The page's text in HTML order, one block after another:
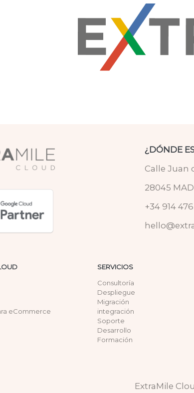
¿DÓNDE
Calle Juan
28045
+34 914 476
eCommerce
SERVICIOS
Consultoría
Despliegue
Migración
integración
Soporte
Desarrollo
Formación
ExtraMile